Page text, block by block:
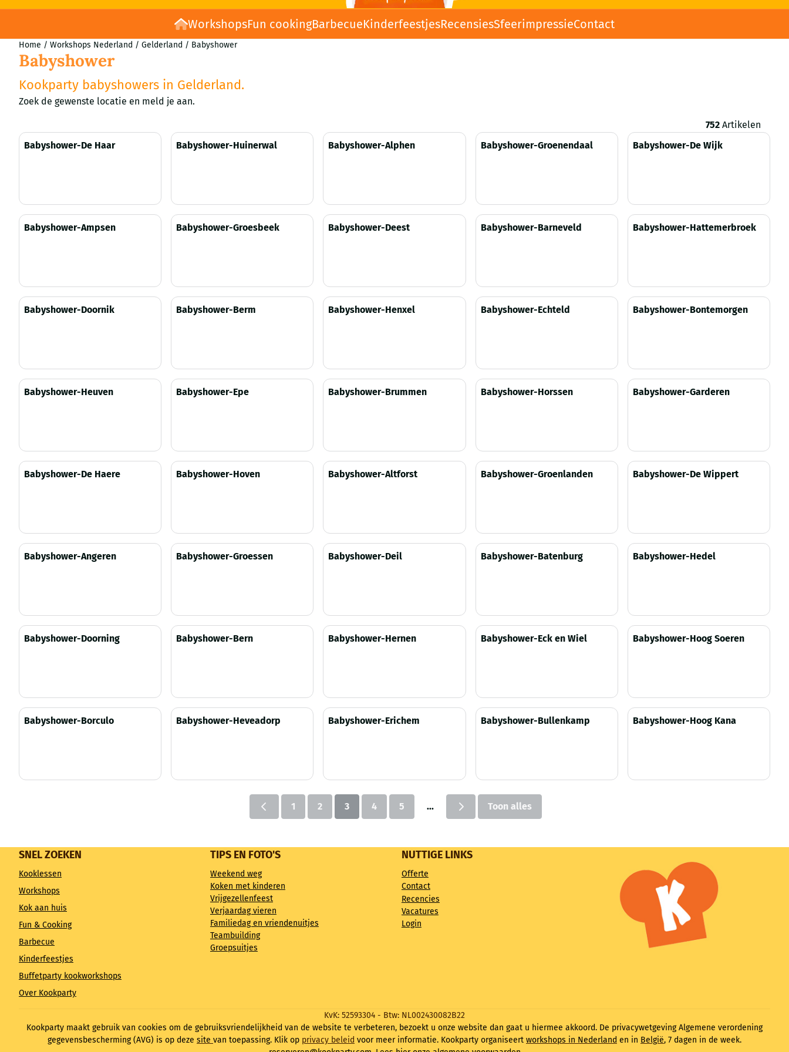
WorkshopsFun cookingBarbecueKinderfeestjesRecensiesSfeerimpressieContact
Home / Workshops Nederland / Gelderland / Babyshower
Babyshower
Kookparty babyshowers in Gelderland.
Zoek de gewenste locatie en meld je aan.
752 Artikelen
Babyshower-De Haar
Prijs niet zichtbaar
Babyshower-Huinerwal
Prijs niet zichtbaar
Babyshower-Alphen
Prijs niet zichtbaar
Babyshower-Groenendaal
Prijs niet zichtbaar
Babyshower-De Wijk
Prijs niet zichtbaar
Babyshower-Ampsen
Prijs niet zichtbaar
Babyshower-Groesbeek
Prijs niet zichtbaar
Babyshower-Deest
Prijs niet zichtbaar
Babyshower-Barneveld
Prijs niet zichtbaar
Babyshower-Hattemerbroek
Prijs niet zichtbaar
Babyshower-Doornik
Prijs niet zichtbaar
Babyshower-Berm
Prijs niet zichtbaar
Babyshower-Henxel
Prijs niet zichtbaar
Babyshower-Echteld
Prijs niet zichtbaar
Babyshower-Bontemorgen
Prijs niet zichtbaar
Babyshower-Heuven
Prijs niet zichtbaar
Babyshower-Epe
Prijs niet zichtbaar
Babyshower-Brummen
Prijs niet zichtbaar
Babyshower-Horssen
Prijs niet zichtbaar
Babyshower-Garderen
Prijs niet zichtbaar
Babyshower-De Haere
Prijs niet zichtbaar
Babyshower-Hoven
Prijs niet zichtbaar
Babyshower-Altforst
Prijs niet zichtbaar
Babyshower-Groenlanden
Prijs niet zichtbaar
Babyshower-De Wippert
Prijs niet zichtbaar
Babyshower-Angeren
Prijs niet zichtbaar
Babyshower-Groessen
Prijs niet zichtbaar
Babyshower-Deil
Prijs niet zichtbaar
Babyshower-Batenburg
Prijs niet zichtbaar
Babyshower-Hedel
Prijs niet zichtbaar
Babyshower-Doorning
Prijs niet zichtbaar
Babyshower-Bern
Prijs niet zichtbaar
Babyshower-Hernen
Prijs niet zichtbaar
Babyshower-Eck en Wiel
Prijs niet zichtbaar
Babyshower-Hoog Soeren
Prijs niet zichtbaar
Babyshower-Borculo
Prijs niet zichtbaar
Babyshower-Heveadorp
Prijs niet zichtbaar
Babyshower-Erichem
Prijs niet zichtbaar
Babyshower-Bullenkamp
Prijs niet zichtbaar
Babyshower-Hoog Kana
Prijs niet zichtbaar
1 2 3 4 5 ... Toon alles
SNEL ZOEKEN
Kooklessen
Workshops
Kok aan huis
Fun & Cooking
Barbecue
Kinderfeestjes
Buffetparty kookworkshops
Over Kookparty
TIPS EN FOTO'S
Weekend weg
Koken met kinderen
Vrijgezellenfeest
Verjaardag vieren
Familiedag en vriendenuitjes
Teambuilding
Groepsuitjes
NUTTIGE LINKS
Offerte
Contact
Recencies
Vacatures
Login
KvK: 52593304 - Btw: NL002430082B22
Kookparty maakt gebruik van cookies om de gebruiksvriendelijkheid van de website te verbeteren, bezoekt u onze website dan gaat u hiermee akkoord. De privacywetgeving Algemene verordening
gegevensbescherming (AVG) is op deze site van toepassing. Klik op privacy beleid voor meer informatie. Kookparty organiseert workshops in Nederland en in België, 7 dagen in de week.